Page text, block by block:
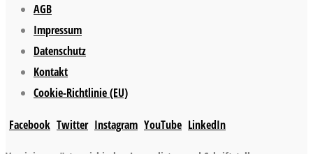
AGB
Impressum
Datenschutz
Kontakt
Cookie-Richtlinie (EU)
Facebook Twitter Instagram YouTube LinkedIn